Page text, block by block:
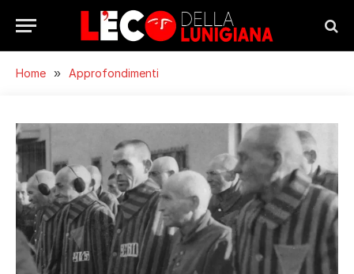
Home » Approfondimenti